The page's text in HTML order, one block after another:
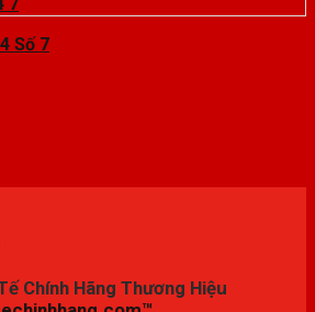
Số 7
Chính Hãng Thương Hiệu